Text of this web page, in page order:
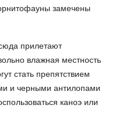
замечены
прилетают
влажная местность
стать препятствием
и черными антилопами
каноэ или